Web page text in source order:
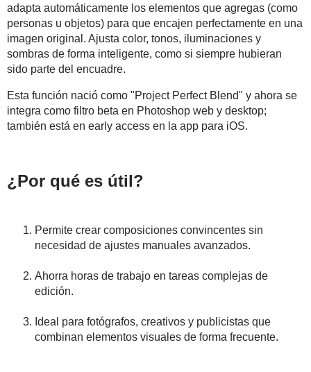
adapta automáticamente los elementos que agregas (como
personas u objetos) para que encajen perfectamente en una
imagen original. Ajusta color, tonos, iluminaciones y
sombras de forma inteligente, como si siempre hubieran
sido parte del encuadre.
Esta función nació como "Project Perfect Blend" y ahora se
integra como filtro beta en Photoshop web y desktop;
también está en early access en la app para iOS.
¿Por qué es útil?
Permite crear composiciones convincentes sin
necesidad de ajustes manuales avanzados.
Ahorra horas de trabajo en tareas complejas de
edición.
Ideal para fotógrafos, creativos y publicistas que
combinan elementos visuales de forma frecuente.